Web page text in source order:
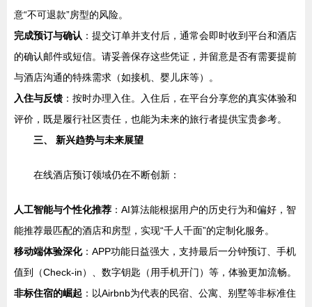
意“不可退款”房型的风险。
完成预订与确认 ：提交订单并支付后，通常会即时收到平台和酒店
的确认邮件或短信。请妥善保存这些凭证，并留意是否有需要提前
与酒店沟通的特殊需求（如接机、婴儿床等）。
入住与反馈 ：按时办理入住。入住后，在平台分享您的真实体验和
评价，既是履行社区责任，也能为未来的旅行者提供宝贵参考。
三、 新兴趋势与未来展望
在线酒店预订领域仍在不断创新：
人工智能与个性化推荐 ：AI算法能根据用户的历史行为和偏好，智
能推荐最匹配的酒店和房型，实现“千人千面”的定制化服务。
移动端体验深化：APP功能日益强大，支持最后一分钟预订、手机
值到（Check-in）、数字钥匙（用手机开门）等，体验更加流畅。
非标住宿的崛起 ：以Airbnb为代表的民宿、公寓、别墅等非标准住